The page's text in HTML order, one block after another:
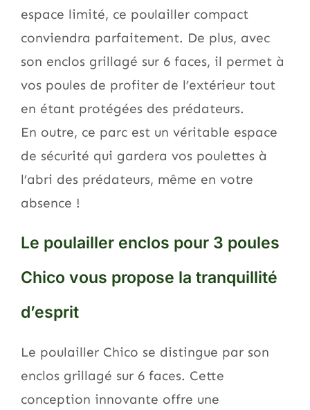
espace limité, ce poulailler compact
conviendra parfaitement. De plus, avec
son enclos grillagé sur 6 faces, il permet à
vos poules de profiter de l’extérieur tout
en étant protégées des prédateurs.
En outre, ce parc est un véritable espace
de sécurité qui gardera vos poulettes à
l’abri des prédateurs, même en votre
absence !
Le poulailler enclos pour 3 poules
Chico vous propose la tranquillité
d’esprit
Le poulailler Chico se distingue par son
enclos grillagé sur 6 faces. Cette
conception innovante offre une